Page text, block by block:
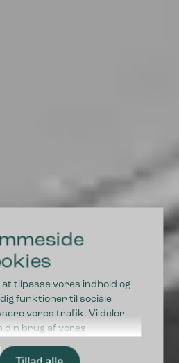
tilpasse vores indhold og
funktioner til sociale
vores trafik. Vi deler
din brug af vores
partnere inden for sociale
og
I HØJ KVALITET
fremtidens